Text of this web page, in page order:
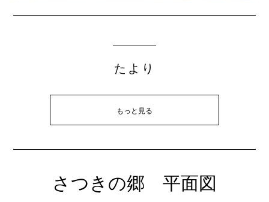
たより
もっと見る
さつきの郷 平面図